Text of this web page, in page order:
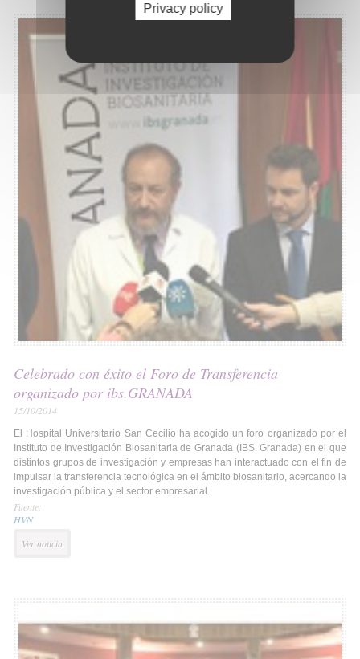
Celebrado con éxito el Foro de Transferencia
organizado por ibs.GRANADA
15/10/2014
El Hospital Universitario San Cecilio ha acogido un foro organizado por el
Instituto de Investigación Biosanitaria de Granada (IBS. Granada) en el que
distintos grupos de investigación y empresas han interactuado con el fin de
impulsar la transferencia tecnológica en el ámbito biosanitario, acercando la
investigación pública y el sector empresarial.
Fuente:
HVN
Ver noticia
Privacy policy